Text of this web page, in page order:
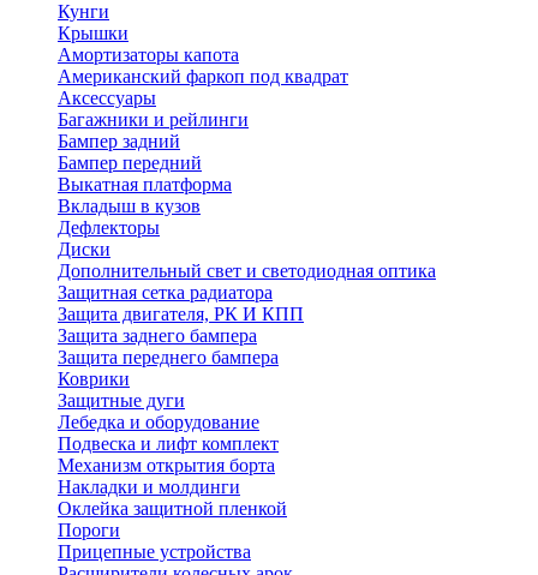
Кунги
Крышки
Амортизаторы капота
Американский фаркоп под квадрат
Аксессуары
Багажники и рейлинги
Бампер задний
Бампер передний
Выкатная платформа
Вкладыш в кузов
Дефлекторы
Диски
Дополнительный свет и светодиодная оптика
Защитная сетка радиатора
Защита двигателя, РК И КПП
Защита заднего бампера
Защита переднего бампера
Коврики
Защитные дуги
Лебедка и оборудование
Подвеска и лифт комплект
Механизм открытия борта
Накладки и молдинги
Оклейка защитной пленкой
Пороги
Прицепные устройства